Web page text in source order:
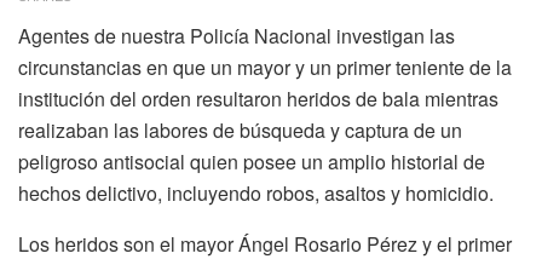
Agentes de nuestra Policía Nacional investigan las
circunstancias en que un mayor y un primer teniente de la
institución del orden resultaron heridos de bala mientras
realizaban las labores de búsqueda y captura de un
peligroso antisocial quien posee un amplio historial de
hechos delictivo, incluyendo robos, asaltos y homicidio.
Los heridos son el mayor Ángel Rosario Pérez y el primer